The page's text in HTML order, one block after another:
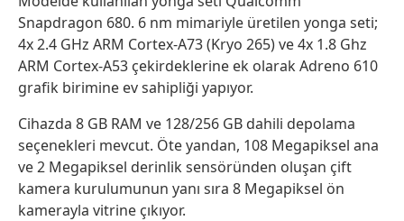
Snapdragon 680. 6 nm mimariyle üretilen yonga seti;
4x 2.4 GHz ARM Cortex-A73 (Kryo 265) ve 4x 1.8 Ghz
ARM Cortex-A53 çekirdeklerine ek olarak Adreno 610
grafik birimine ev sahipliği yapıyor.
Cihazda 8 GB RAM ve 128/256 GB dahili depolama
seçenekleri mevcut. Öte yandan, 108 Megapiksel ana
ve 2 Megapiksel derinlik sensöründen oluşan çift
kamera kurulumunun yanı sıra 8 Megapiksel ön
kamerayla vitrine çıkıyor.